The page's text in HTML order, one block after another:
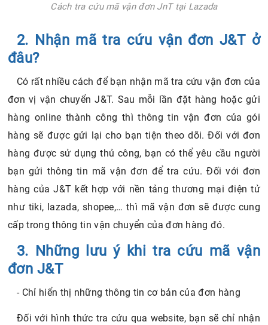
Cách tra cứu mã vận đơn JnT tại Lazada
2. Nhận mã tra cứu vận đơn J&T ở
đâu?
Có rất nhiều cách để bạn nhận mã tra cứu vận đơn của
đơn vị vận chuyển J&T. Sau mỗi lần đặt hàng hoặc gửi
hàng online thành công thì thông tin vận đơn của gói
hàng sẽ được gửi lại cho bạn tiện theo dõi. Đối với đơn
hàng được sử dụng thủ công, bạn có thể yêu cầu người
bạn gửi thông tin mã vận đơn để tra cứu. Đối với đơn
hàng của J&T kết hợp với nền tảng thương mại điện tử
như tiki, lazada, shopee,… thì mã vận đơn sẽ được cung
cấp trong thông tin vận chuyển của đơn hàng đó.
3. Những lưu ý khi tra cứu mã vận
đơn J&T
- Chỉ hiển thị những thông tin cơ bản của đơn hàng
Đối với hình thức tra cứu qua website, bạn sẽ chỉ nhận